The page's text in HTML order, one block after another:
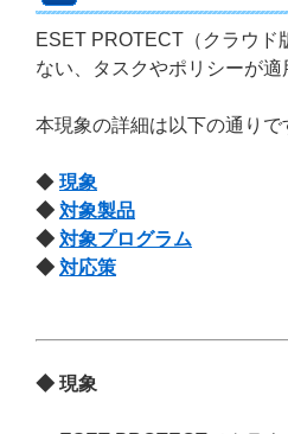
ESET PROTECT（クラウド
ない、タスクやポリシーが
本現象の詳細は以下の通りで
◆ 現象
◆ 対象製品
◆ 対象プログラム
◆ 対応策
◆ 現象